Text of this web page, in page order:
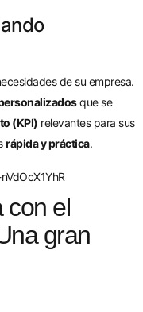
de su empresa.
que se
(KPI) relevantes para sus
rápida y práctica.
con el
gran